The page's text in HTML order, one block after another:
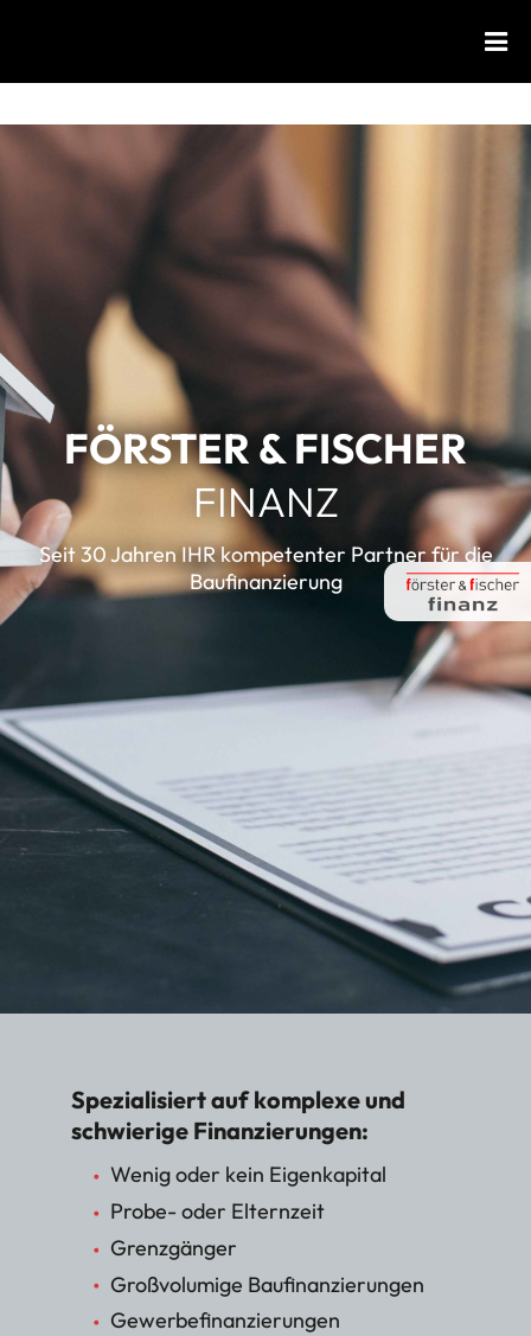
FÖRSTER & FISCHER
FINANZ
Seit 30 Jahren IHR kompetenter Partner für die
Bauﬁnanzierung
Spezialisiert auf komplexe und
schwierige Finanzierungen:
Wenig oder kein Eigenkapital
Probe- oder Elternzeit
Grenzgänger
Großvolumige Baufinanzierungen
Gewerbefinanzierungen